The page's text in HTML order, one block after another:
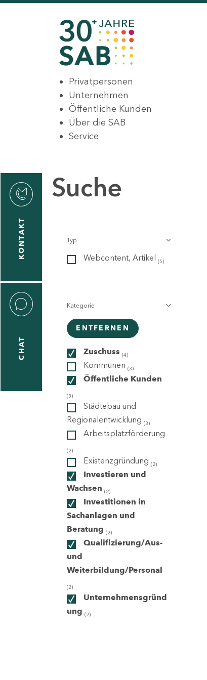
Privatpersonen
Unternehmen
Öffentliche Kunden
Über die SAB
Service
KONTAKT
CHAT
Suche
Typ
Webcontent, Artikel (5)
Kategorie
ENTFERNEN
Zuschuss (4)
Kommunen (3)
Öffentliche Kunden
(3)
Städtebau und
Regionalentwicklung (3)
Arbeitsplatzförderung
(2)
Existenzgründung (2)
Investieren und
Wachsen (2)
Investitionen in
Sachanlagen und
Beratung (2)
Qualifizierung/Aus-
und
Weiterbildung/Personal
(2)
Unternehmensgründ
ung (2)